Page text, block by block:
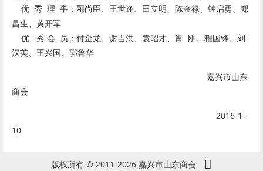
优 秀 理 事：邴尚臣、王世逢、田立明、陈金禄、钟启勇、 郑
昌生、黄开军
优 秀 会 员：付金龙、谢吉洪、袁昭才、肖 刚、程国锋、 刘
汉英、王兴国、郭鲁华
嘉兴市山东
商会
2016-1-
10
版权所有 © 2011-2026 嘉兴市山东商会